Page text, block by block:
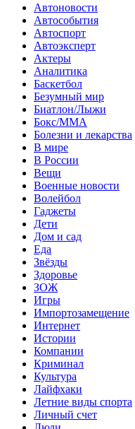
Автоновости
Автособытия
Автоспорт
Автоэксперт
Актеры
Аналитика
Баскетбол
Безумный мир
Биатлон/Лыжи
Бокс/MMA
Болезни и лекарства
В мире
В России
Вещи
Военные новости
Волейбол
Гаджеты
Дети
Дом и сад
Еда
Звёзды
Здоровье
ЗОЖ
Игры
Импортозамещение
Интернет
Истории
Компании
Криминал
Культура
Лайфхаки
Летние виды спорта
Личный счет